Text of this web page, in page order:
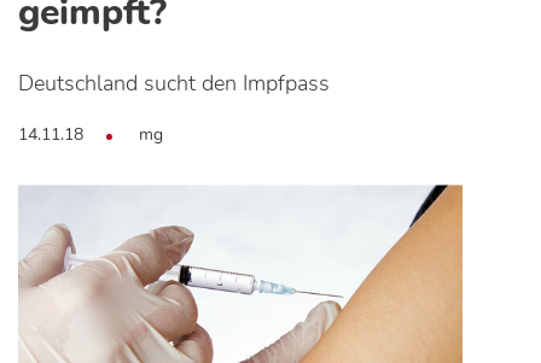
geimpft?
Deutschland sucht den Impfpass
14.11.18 mg